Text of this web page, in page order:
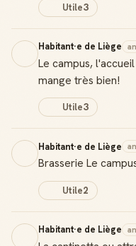
Utile3
Habitant·e de Liège
Le campus,
mange très bien!
Utile3
Habitant·e de Liège
Brasserie Le
Utile2
Habitant·e de Liège